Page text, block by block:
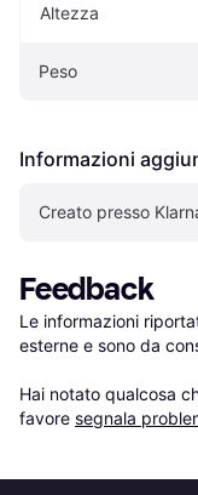
Altezza
Peso
Informazioni
Creato presso
Feedback
Le informazioni
esterne e sono da
Hai notato qualcosa
favore segnala